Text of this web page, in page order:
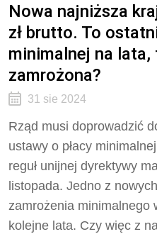
Nowa najniższa
zł brutto. To
minimalnej na
zamrożona?
31 sie 2024
Rząd musi doprowadzić
ustawy o płacy
reguł unijnej dyrektywy
listopada. Jedno z
zamrożenia minimalnego
kolejne lata. Czy więc z